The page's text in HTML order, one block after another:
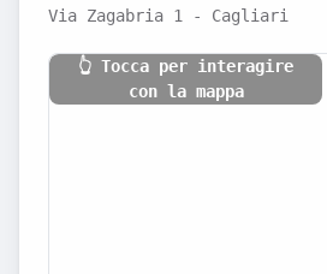
Via Zagabria 1 - Cagliari
👆 Tocca per interagire
con la mappa